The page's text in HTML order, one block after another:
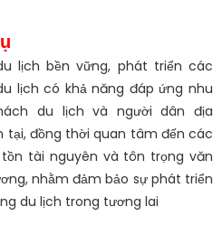
lịch bền vững, phát triển các
lịch có khả năng đáp ứng nhu
du lịch và người dân địa
tại, đồng thời quan tâm đến các
tài nguyên và tôn trọng văn
nhằm đảm bảo sự phát triển
du lịch trong tương lai